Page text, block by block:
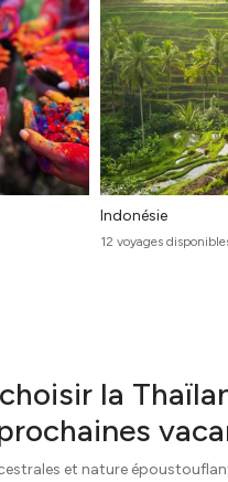
Indonésie
12 voyages
la
et nature